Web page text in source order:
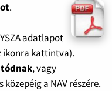
.
adatlapot
ikonra kattintva).
, vagy
közepéig a NAV részére.